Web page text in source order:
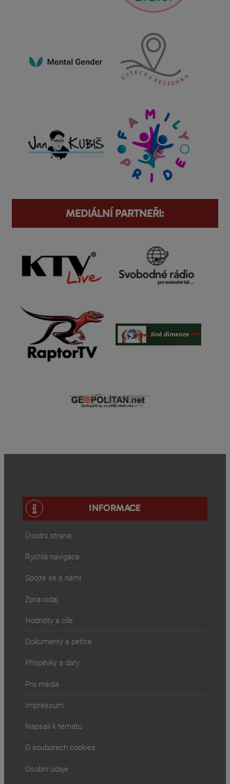
MEDIÁLNÍ PARTNEŘI:
INFORMACE
Úvodní strana
Rychlá navigace
Spojte se s námi
Zpravodaj
Hodnoty a cíle
Dokumenty a petice
Příspěvky a dary
Pro média
Impressum
Napsali k tématu
O souborech cookies
Osobní údaje